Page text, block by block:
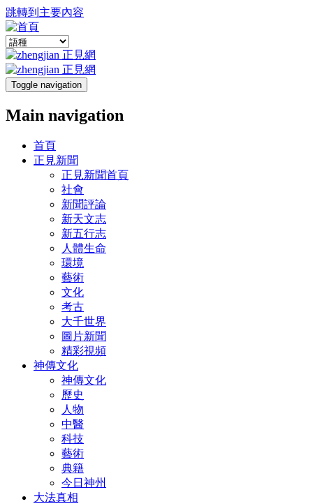
跳轉到主要內容
Toggle navigation
Main navigation
首頁
正見新聞
正見新聞首頁
社會
新聞評論
新天文志
新五行志
人體生命
環境
藝術
文化
考古
大千世界
圖片新聞
精彩視頻
神傳文化
神傳文化
歷史
人物
中醫
科技
藝術
典籍
今日神州
大法真相